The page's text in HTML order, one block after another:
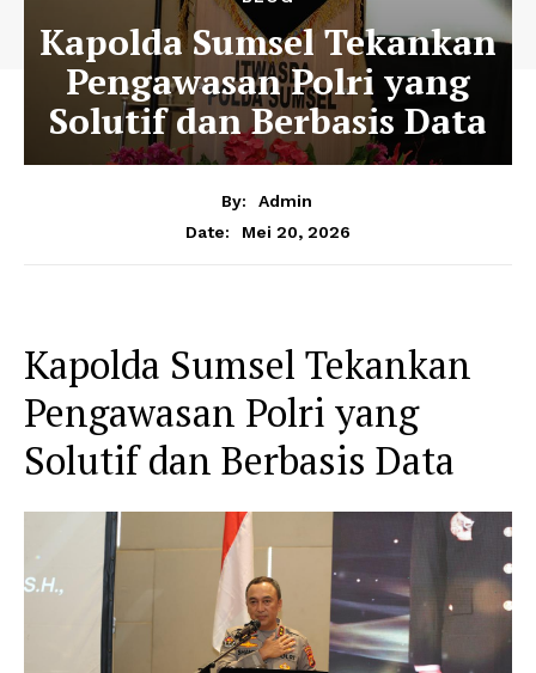
Kapolda Sumsel Tekankan
Pengawasan Polri yang
Solutif dan Berbasis Data
By:
Admin
Date:
Mei 20, 2026
Kapolda Sumsel Tekankan
Pengawasan Polri yang
Solutif dan Berbasis Data